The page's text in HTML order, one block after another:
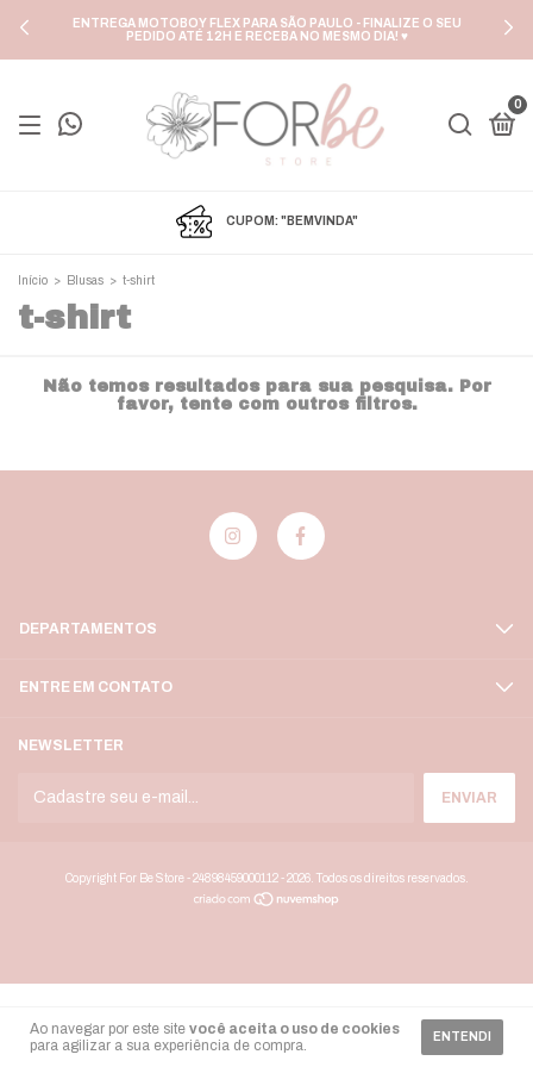
ENTREGA MOTOBOY FLEX PARA SÃO PAULO - FINALIZE O SEU
PEDIDO ATÉ 12H E RECEBA NO MESMO DIA! ♥
0
CUPOM: "BEMVINDA"
Ao navegar por este site você aceita o uso de cookies
para agilizar a sua experiência de compra.
ENTENDI
Início > Blusas > t-shirt
t-shirt
Não temos resultados para sua pesquisa. Por
favor, tente com outros filtros.
DEPARTAMENTOS
ENTRE EM CONTATO
NEWSLETTER
Copyright For Be Store - 24898459000112 - 2026. Todos os direitos reservados.